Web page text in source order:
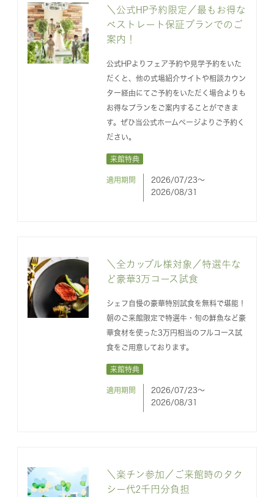
＼公式HP予約限定／最もお得な
ベストレート保証プランでのご
案内！
公式HPよりフェア予約や見学予約をいた
だくと、他の式場紹介サイトや相談カウン
ター経由にてご予約をいただく場合よりも
お得なプランをご案内することができま
す。ぜひ当公式ホームページよりご予約く
ださい。
来館特典
適用期間
2026/07/23〜
2026/08/31
＼全カップル様対象／特選牛な
ど豪華3万コース試食
シェフ自慢の豪華特別試食を無料で堪能！
朝のご来館限定で特選牛・旬の鮮魚など豪
華食材を使った3万円相当のフルコース試
食をご用意しております。
来館特典
適用期間
2026/07/23〜
2026/08/31
＼楽チン参加／ご来館時のタク
シー代2千円分負担